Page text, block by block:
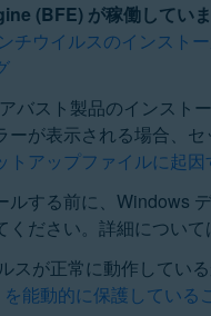
(BFE) が稼働してい
チウイルスのインスト
バスト製品のインスト
ーが表示される場合、
トアップファイルに起
ルする前に、Windows
ださい。詳細について
スが正常に動作してい
能動的に保護している